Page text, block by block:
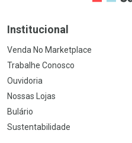
Institucional
Venda No Marketplace
Trabalhe Conosco
Ouvidoria
Nossas Lojas
Bulário
Sustentabilidade